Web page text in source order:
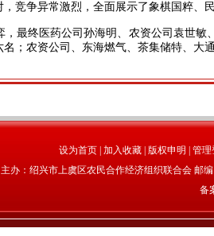
，竞争异常激烈，全面展示了象棋国粹、
最终医药公司孙海明、农资公司袁世敏
名；农资公司、东海燃气、茶集储特、大
设为首页 加入收藏 版权申明
管理
主办：绍兴市上虞区农民合作经济组织联合会 邮
备